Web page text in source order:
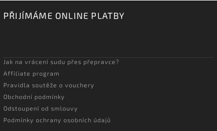
PŘIJÍMÁME ONLINE PLATBY
Jak na vrácení sudu přes přepravce?
Affiliate program
Pravidla soutěže o vouchery
Obchodní podmínky
Odstoupení od smlouvy
Podmínky ochrany osobních údajů